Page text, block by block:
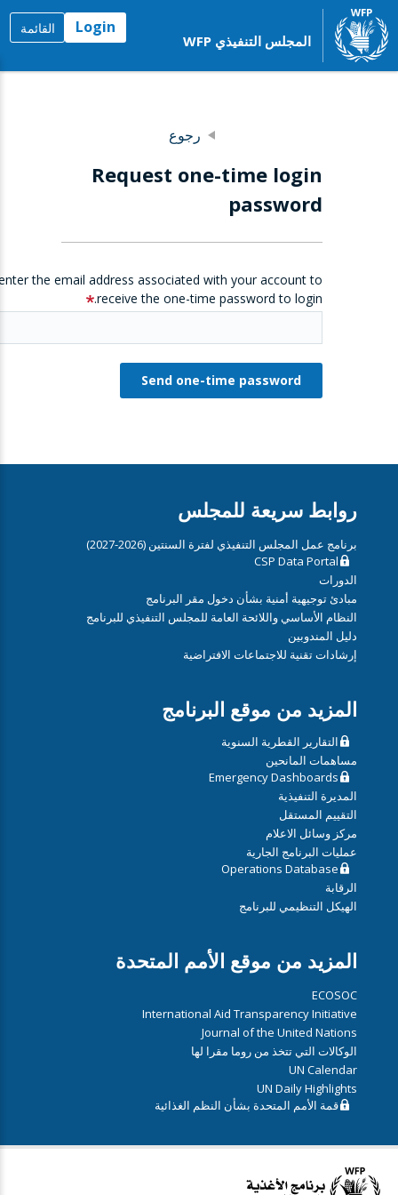
المجلس التنفيذي WFP
Login القائمة
رجوع
Request one-time login
password
the email address associated with your account to
receive the one-time password to login.
روابط سريعة للمجلس
برنامج عمل المجلس التنفيذي لفترة السنتين (2026-2027)
CSP Data Portal
الدورات
مبادئ توجيهية أمنية بشأن دخول مقر البرنامج
النظام الأساسي واللائحة العامة للمجلس التنفيذي للبرنامج
دليل المندوبين
إرشادات تقنية للاجتماعات الافتراضية
المزيد من موقع البرنامج
التقارير القطرية السنوية
مساهمات المانحين
Emergency Dashboards
المديرة التنفيذية
التقييم المستقل
مركز وسائل الاعلام
عمليات البرنامج الجارية
Operations Database
الرقابة
الهيكل التنظيمي للبرنامج
المزيد من موقع الأمم المتحدة
ECOSOC
International Aid Transparency Initiative
Journal of the United Nations
الوكالات التي تتخذ من روما مقرا لها
UN Calendar
UN Daily Highlights
قمة الأمم المتحدة بشأن النظم الغذائية